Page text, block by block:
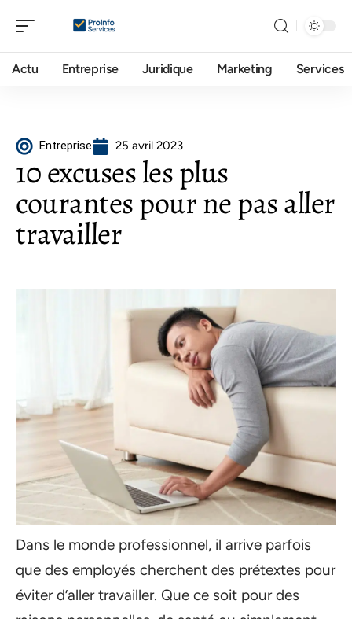
Actu Entreprise Juridique Marketing Services
Entreprise 25 avril 2023
10 excuses les plus
courantes pour ne pas aller
travailler
Dans le monde professionnel, il arrive parfois
que des employés cherchent des prétextes pour
éviter d’aller travailler. Que ce soit pour des